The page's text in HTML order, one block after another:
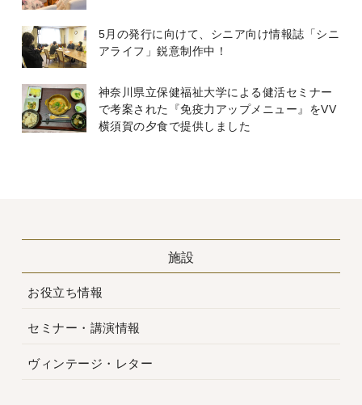
5月の発行に向けて、シニア向け情報誌「シニ
アライフ」鋭意制作中！
神奈川県立保健福祉大学による健活セミナー
で考案された『免疫力アップメニュー』をVV
横須賀の夕食で提供しました
施設
お役立ち情報
セミナー・講演情報
ヴィンテージ・レター